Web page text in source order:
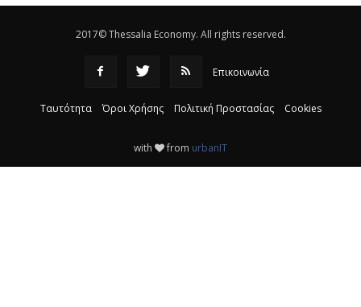
2017© Thessalia Economy. All rights reserved.
Επικοινωνία
Ταυτότητα Όροι Χρήσης Πολιτική Προστασίας Cookies
with from urbanIT